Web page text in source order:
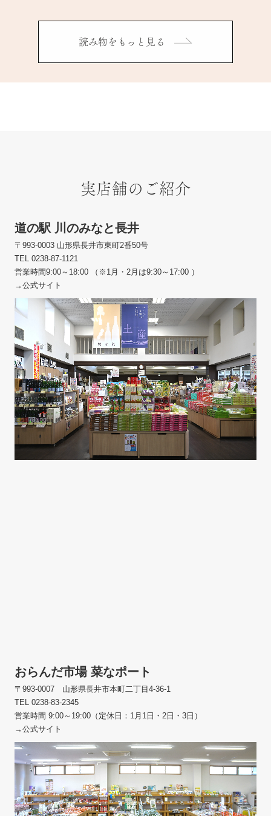
読み物をもっと見る
実店舗のご紹介
道の駅 川のみなと長井
〒993-0003 山形県長井市東町2番50号
TEL 0238-87-1121
営業時間9:00～18:00 （※1月・2月は9:30～17:00 ）
→公式サイト
おらんだ市場 菜なポート
〒993-0007 山形県長井市本町二丁目4-36-1
TEL 0238-83-2345
営業時間 9:00～19:00（定休日：1月1日・2日・3日）
→公式サイト